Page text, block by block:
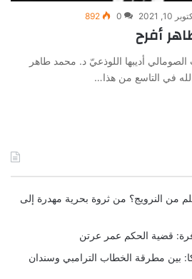
10, 2021
0
892
أفرح
الصومالي أديبها اللوذعيّ د. محمد طاهر
في التاسع من هذا…
من النرويج؟ من ثروة بحرية مهدرة إلى
قضية الحكم عمر عرتن
بين مطرقة الخطاب الترامبي وسندان